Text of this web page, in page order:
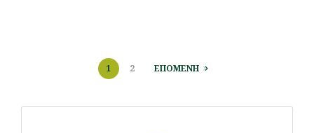
1 2 ΕΠΟΜΕΝΗ